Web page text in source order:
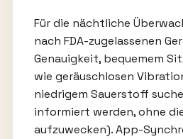
Für die nächtliche
nach FDA-zugelassenen
Genauigkeit, bequemem
wie geräuschlosen
niedrigem Sauerstoff
informiert werden, ohne
aufzuwecken). App-